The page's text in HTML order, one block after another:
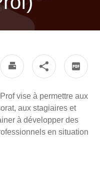
vise à permettre aux
aux stagiaires et
à développer des
en situation